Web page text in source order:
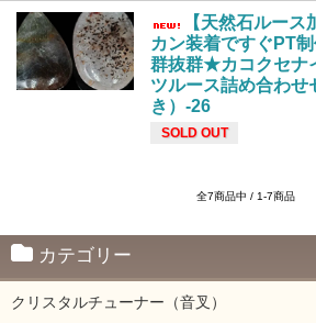
【天然石ルー
カン装着ですぐPT
群抜群★カコクセナ
ツルース詰め合わせ
き）-26
SOLD OUT
全7商品中 / 1-7商品
カテゴリー
クリスタルチューナー（音叉）